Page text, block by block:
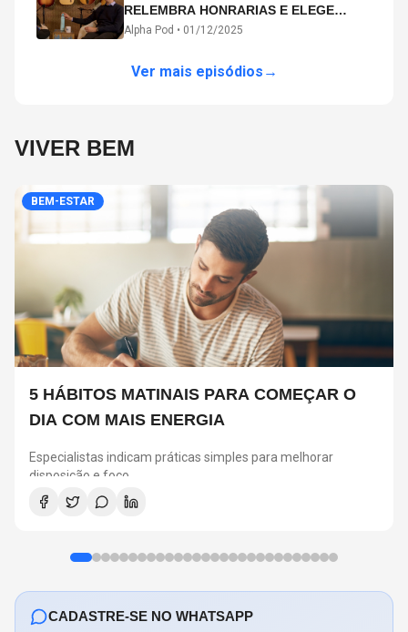
RELEMBRA HONRARIAS E ELEGE
MICHAEL PHELPS O MAIOR ATLETA DA
Alpha Pod • 01/12/2025
Ver mais episódios →
VIVER BEM
BEM-ESTAR
5 HÁBITOS MATINAIS PARA COMEÇAR O
DIA COM MAIS ENERGIA
Especialistas indicam práticas simples para melhorar
disposição e foco
CADASTRE-SE NO WHATSAPP